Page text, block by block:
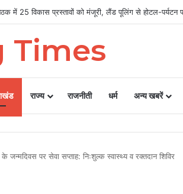
Rauteli Award 2026: 13 महिलाओं का चयन, 8 अगस्त को
Times
राज्य राजनीती धर्म अन्य खबरें
जन्मदिवस पर सेवा सप्ताह: निःशुल्क स्वास्थ्य व रक्तदान शिविर